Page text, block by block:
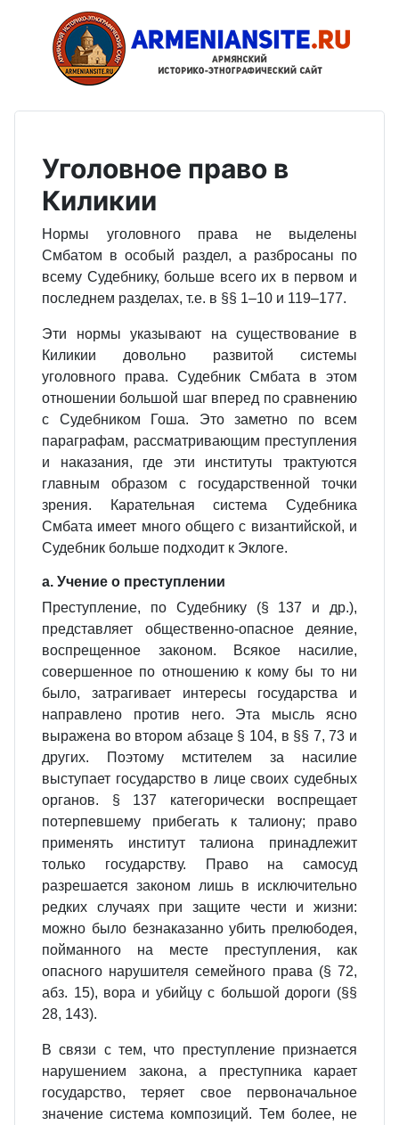
Уголовное право в
Киликии
Нормы уголовного права не выделены
Смбатом в особый раздел, а разбросаны по
всему Судебнику, больше всего их в первом и
последнем разделах, т.е. в §§ 1–10 и 119–177.
Эти нормы указывают на существование в
Киликии довольно развитой системы
уголовного права. Судебник Смбата в этом
отношении большой шаг вперед по сравнению
с Судебником Гоша. Это заметно по всем
параграфам, рассматривающим преступления
и наказания, где эти институты трактуются
главным образом с государственной точки
зрения. Карательная система Судебника
Смбата имеет много общего с византийской, и
Судебник больше подходит к Эклоге.
а. Учение о преступлении
Преступление, по Судебнику (§ 137 и др.),
представляет общественно‑опасное деяние,
воспрещенное законом. Всякое насилие,
совершенное по отношению к кому бы то ни
было, затрагивает интересы государства и
направлено против него. Эта мысль ясно
выражена во втором абзаце § 104, в §§ 7, 73 и
других. Поэтому мстителем за насилие
выступает государство в лице своих судебных
органов. § 137 категорически воспрещает
потерпевшему прибегать к талиону; право
применять институт талиона принадлежит
только государству. Право на самосуд
разрешается законом лишь в исключительно
редких случаях при защите чести и жизни:
можно было безнаказанно убить прелюбодея,
пойманного на месте преступления, как
опасного нарушителя семейного права (§ 72,
абз. 15), вора и убийцу с большой дороги (§§
28, 143).
В связи с тем, что преступление признается
нарушением закона, а преступника карает
государство, теряет свое первоначальное
значение система композиций. Тем более, не